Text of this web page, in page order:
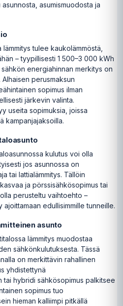
asumismuodosta ja
tulee kaukolämmöstä,
– tyypillisesti 1 500–3 000 kWh
energiahinnan merkitys on
perusmaksun
sopimus ilman
järkevin valinta.
useita sopimuksia, joissa
kampanjajaksoilla.
kulutus voi olla
jos asunnossa on
tai lattialämmitys. Tällöin
ja pörssisähkösopimus tai
perusteltu vaihtoehto –
edullisimmille tunneille.
asunto
lämmitys muodostaa
sähkönkulutuksesta. Tässä
on merkittävin rahallinen
yhdistettynä
tai hybridi sähkösopimus palkitsee
sopimus tuo
hieman kalliimpi pitkällä